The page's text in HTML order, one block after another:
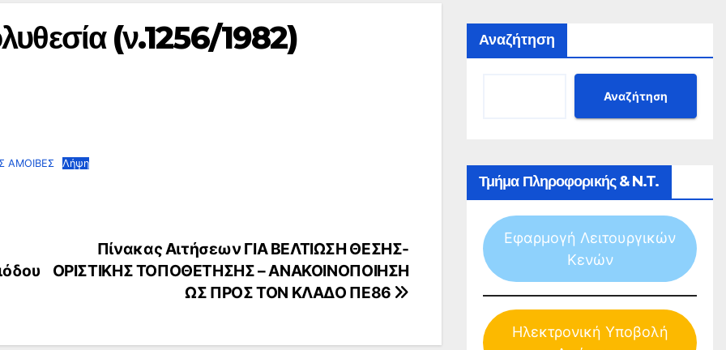
(ν.1256/1982)
ΑΜΟΙΒΕΣ
Λήψη
Πίνακας Αιτήσεων ΓΙΑ ΒΕΛΤΙΩΣΗ ΘΕΣΗΣ-
ΟΡΙΣΤΙΚΗΣ ΤΟΠΟΘΕΤΗΣΗΣ – ΑΝΑΚΟΙΝΟΠΟΙΗΣΗ
ΩΣ ΠΡΟΣ ΤΟΝ ΚΛΑΔΟ ΠΕ86
Αναζήτηση
Αναζήτηση
Τμήμα Πληροφορικής & N.T.
Εφαρμογή Λειτουργικών
Κενών
Ηλεκτρονική Υποβολή